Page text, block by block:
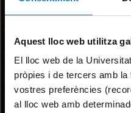
Aquest lloc web utilitza
El lloc web de la
pròpies i de tercers amb
vostres preferències
al lloc web amb